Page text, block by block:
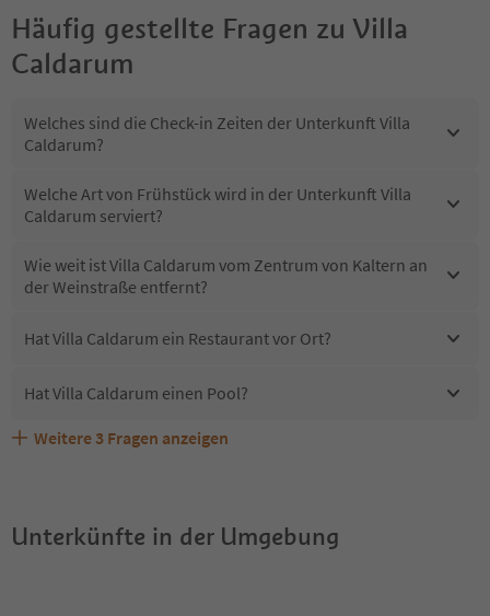
Häufig gestellte Fragen zu Villa
Caldarum
Welches sind die Check-in Zeiten der Unterkunft Villa
Caldarum?
Welche Art von Frühstück wird in der Unterkunft Villa
Caldarum serviert?
Wie weit ist Villa Caldarum vom Zentrum von Kaltern an
der Weinstraße entfernt?
Hat Villa Caldarum ein Restaurant vor Ort?
Hat Villa Caldarum einen Pool?
Sind Haustiere in der Unterkunft Villa Caldarum erlaubt?
Welche Services bietet Villa Caldarum?
Erhalten die Gäste von Villa Caldarum einen Südtirol
Weitere 3 Fragen anzeigen
Unterkünfte in der Umgebung